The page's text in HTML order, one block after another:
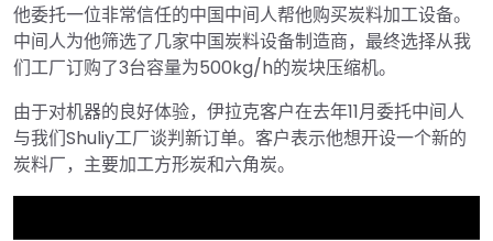
他委托一位非常信任的中国中间人帮他购买炭料加工设备。
中间人为他筛选了几家中国炭料设备制造商，最终选择从我
们工厂订购了3台容量为500kg/h的炭块压缩机。
由于对机器的良好体验，伊拉克客户在去年11月委托中间人
与我们Shuliy工厂谈判新订单。客户表示他想开设一个新的
炭料厂，主要加工方形炭和六角炭。